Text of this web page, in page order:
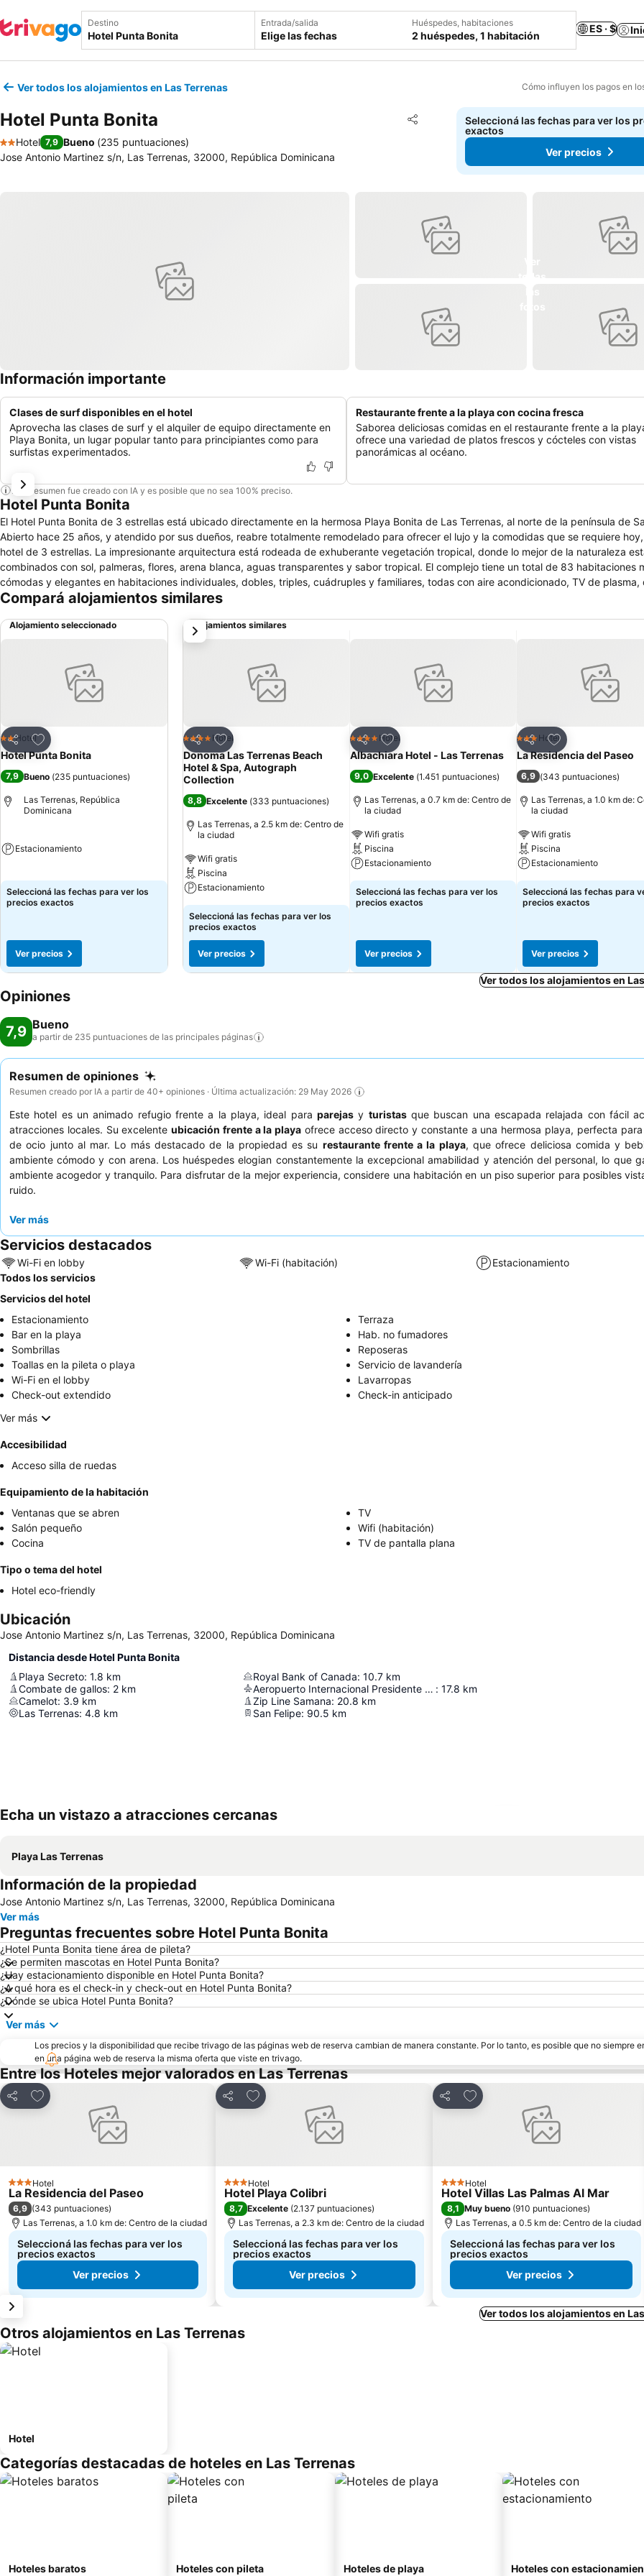
Destino Entrada/salida
Elige las fechas
Huéspedes, habitaciones
2 huéspedes, 1 habitación
ES · $
Ver todos los alojamientos en Las Terrenas Cómo influyen los pagos en
Hotel Punta Bonita Compartir
Añadir a favoritos
2 Estrellas
Hotel 7,9 Bueno (235 puntuaciones)
Jose Antonio Martinez s/n, Las Terrenas, 32000, República Dominicana
Seleccioná las fechas para ver los
exactos
Ver precios
Información importante
Clases de surf disponibles en el hotel
Aprovecha las clases de surf y el alquiler de equipo directamente en
Playa Bonita, un lugar popular tanto para principiantes como para
surfistas experimentados.
Restaurante frente a la playa con cocina fresca
Saborea deliciosas comidas en el restaurante frente a la
ofrece una variedad de platos frescos y cócteles con vistas
panorámicas al océano.
Este resumen fue creado con IA y es posible que no sea 100% preciso.
Hotel Punta Bonita
El Hotel Punta Bonita de 3 estrellas está ubicado directamente en la hermosa Playa Bonita de Las Terrenas, al norte de la península de
Abierto hace 25 años, y atendido por sus dueños, reabre totalmente remodelado para ofrecer el lujo y la comodidas que se requiere
hotel de 3 estrellas. La impresionante arquitectura está rodeada de exhuberante vegetación tropical, donde lo mejor de la naturaleza están
combinados con sol, palmeras, flores, arena blanca, aguas transparentes y sabor tropical. El complejo tiene un total de 83 habitaciones
cómodas y elegantes en habitaciones individuales, dobles, triples, cuádruples y familiares, todas con aire acondicionado, TV de plasma,
fuerte, teléfono, baño privado y balcón. Están decorada con colores cálidos. El restaurante y el bar son directamente frente al mar con
tumbonas al aire libre donde los huéspedes pueden relajarse tranquilamente tomar el sol, además de albergar las mejores fiestas y
Compará alojamientos similares
Alojamiento seleccionado
Compartir
Añadir a favoritos
2 Estrellas
Hotel
Hotel Punta Bonita
7,9 Bueno (235 puntuaciones)
Las Terrenas, República
Dominicana
Estacionamiento
Seleccioná las fechas para ver los
precios exactos
Ver precios
Alojamientos similares
Compartir
Añadir a favoritos
4 EstrellasHotel
Donoma Las Terrenas Beach
Hotel & Spa, Autograph
Collection
8,8 Excelente (333 puntuaciones)
Las Terrenas, a 2.5 km de: Centro de
la ciudad
Wifi gratis
Piscina
Estacionamiento
Seleccioná las fechas para ver los
precios exactos
Ver precios
Compartir
Añadir a favoritos
4 EstrellasHotel
Albachiara Hotel - Las Terrenas
9,0 Excelente (1.451 puntuaciones)
Las Terrenas, a 0.7 km de: Centro de
la ciudad
Wifi gratis
Piscina
Estacionamiento
Seleccioná las fechas para ver los
precios exactos
Ver precios
Compartir
Añadir a favoritos
3 Estrellas
Hotel
La Residencia del Paseo
6,9 (343 puntuaciones)
Las Terrenas, a 1.0 km de:
la ciudad
Wifi gratis
Piscina
Estacionamiento
Seleccioná las fechas para
precios exactos
Ver precios
siguiente
Ver todos los alojamientos en
Opiniones
7,9 Bueno
a partir de 235 puntuaciones de las principales páginas
Resumen de opiniones
Resumen creado por IA a partir de 40+ opiniones · Última actualización: 29 May 2026
Este hotel es un animado refugio frente a la playa, ideal para parejas y turistasque buscan una escapada relajada con fácil
atracciones locales. Su excelenteubicación frente a la playa ofrece acceso directo y constante a una hermosa playa, perfecta
de ocio junto al mar. Lo más destacado de la propiedad es su restaurante frente a la playa, que ofrece deliciosa comida y
ambiente cómodo y con arena. Los huéspedes elogian constantemente la excepcional amabilidad y atención del personal, lo que
ambiente acogedor y tranquilo. Para disfrutar de la mejor experiencia, considere una habitación en un piso superior para posibles
ruido.
Ver más
Servicios destacados
Wi-Fi en lobby Wi-Fi (habitación)
Estacionamiento
Todos los servicios
Servicios del hotel
Estacionamiento
Terraza
Bar en la playa
Hab. no fumadores
Sombrillas
Reposeras
Toallas en la pileta o playa
Servicio de lavandería
Wi-Fi en el lobby
Lavarropas
Check-out extendido
Check-in anticipado
Ver más
Accesibilidad
Acceso silla de ruedas
Equipamiento de la habitación
Ventanas que se abren
TV
Salón pequeño
Wifi (habitación)
Cocina
TV de pantalla plana
Tipo o tema del hotel
Hotel eco-friendly
Ubicación
Jose Antonio Martinez s/n, Las Terrenas, 32000, República Dominicana
Distancia desde Hotel Punta Bonita
Playa Secreto: 1.8 km
Combate de gallos: 2 km
Camelot: 3.9 km
Las Terrenas: 4.8 km
Royal Bank of Canada: 10.7 km
Aeropuerto Internacional Presidente Profesor Juan Bosch : 17.8 km
Zip Line Samana: 20.8 km
San Felipe: 90.5 km
Echa un vistazo a atracciones cercanas
Playa Las Terrenas
Información de la propiedad
Jose Antonio Martinez s/n, Las Terrenas, 32000, República Dominicana
Ver más
Preguntas frecuentes sobre Hotel Punta Bonita
¿Hotel Punta Bonita tiene área de pileta?
¿Se permiten mascotas en Hotel Punta Bonita?
¿Hay estacionamiento disponible en Hotel Punta Bonita?
¿A qué hora es el check-in y check-out en Hotel Punta Bonita?
¿Dónde se ubica Hotel Punta Bonita?
Ver más
Los precios y la disponibilidad que recibe trivago de las páginas web de reserva cambian de manera constante. Por lo tanto, es posible que no siempre
en una página web de reserva la misma oferta que viste en trivago.
Entre los Hoteles mejor valorados en Las Terrenas
Compartir
Añadir a favoritos
3 Estrellas
Hotel
La Residencia del Paseo
6,9 (343 puntuaciones)
Las Terrenas, a 1.0 km de: Centro de la ciudad
Seleccioná las fechas para ver los
precios exactos
Ver precios
Compartir
Añadir a favoritos
3 Estrellas
Hotel
Hotel Playa Colibri
8,7 Excelente (2.137 puntuaciones)
Las Terrenas, a 2.3 km de: Centro de la ciudad
Seleccioná las fechas para ver los
precios exactos
Ver precios
Compartir
Añadir a favoritos
3 Estrellas
Hotel
Hotel Villas Las Palmas Al Mar
8,1 Muy bueno (910 puntuaciones)
Las Terrenas, a 0.5 km de: Centro de la ciudad
Seleccioná las fechas para ver los
precios exactos
Ver precios
Ver todos los alojamientos en
Otros alojamientos en Las Terrenas
Hotel
Categorías destacadas de hoteles en Las Terrenas
Hoteles baratos Hoteles con pileta Hoteles de playa Hoteles con